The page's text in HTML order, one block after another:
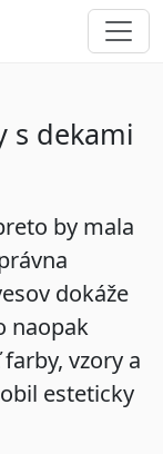
s dekami
by mala
dokáže
naopak
vzory a
esteticky